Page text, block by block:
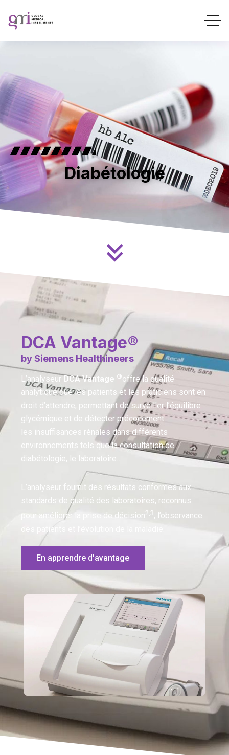
Diabétologie
DCA Vantage®
by Siemens Healthineers
L’analyseur DCA Vantage ®offre la qualité
analytique que les patients et les praticiens sont en
droit d’attendre, permettant de surveiller l’équilibre
glycémique et de détecter précocement
les insuffisances rénales dans différents
environnements tels que la consultation de
diabétologie, le laboratoire…
L’analyseur fournit des résultats conformes aux
standards de qualité des laboratoires, reconnus
pour améliorer la prise de décision2,3, l’observance
des patients et l’évolution de la maladie.
En apprendre d'avantage